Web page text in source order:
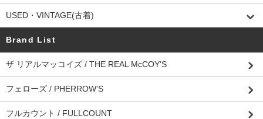
USED・VINTAGE(古着)
Brand List
ザ リアルマッコイズ / THE REAL McCOY'S
フェローズ / PHERROW'S
フルカウント / FULLCOUNT